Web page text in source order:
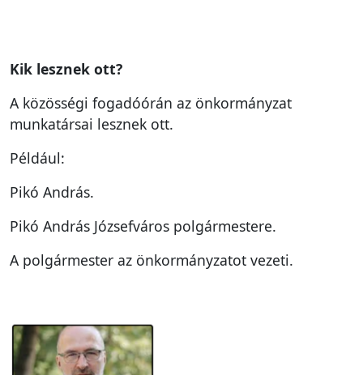
Kik lesznek ott?
A közösségi fogadóórán az önkormányzat
munkatársai lesznek ott.
Például:
Pikó András.
Pikó András Józsefváros polgármestere.
A polgármester az önkormányzatot vezeti.